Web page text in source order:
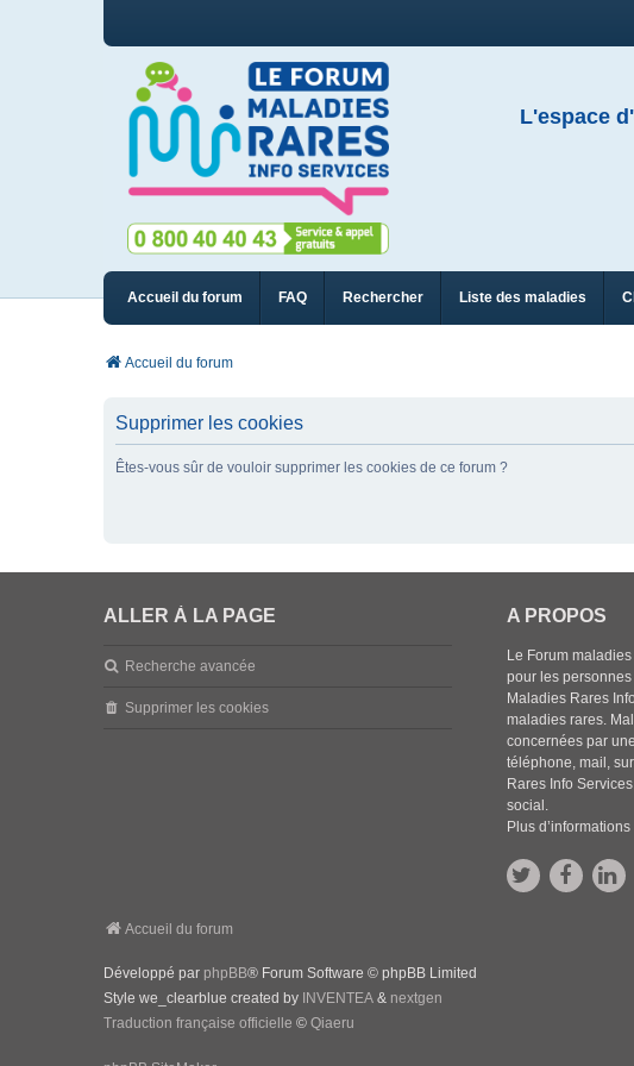
L'espace
Accueil du forum FAQ Rechercher Liste des maladies
Accueil du forum
Supprimer les cookies
Êtes-vous sûr de vouloir supprimer les cookies de ce forum ?
ALLER À LA PAGE
Recherche avancée
Supprimer les cookies
A PROPOS
Le Forum
pour les
Maladies Rares
maladies rares.
concernées par
téléphone, mail,
Rares Info
social.
Plus
Accueil du forum
Développé par phpBB® Forum Software © phpBB Limited
Style we_clearblue created by INVENTEA & nextgen
Traduction française officielle © Qiaeru